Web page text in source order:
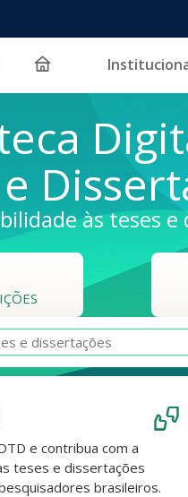
às teses
e contribua com a
teses e dissertações
brasileiros.